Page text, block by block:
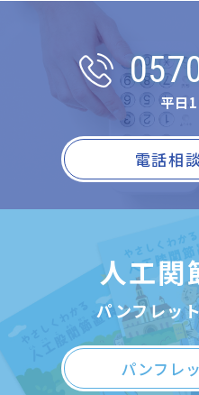
平日
電話相
人工関
パンフレッ
パンフレ